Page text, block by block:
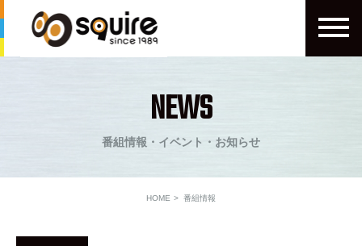
NEWS
番組情報・イベント・お知らせ
HOME 番組情報